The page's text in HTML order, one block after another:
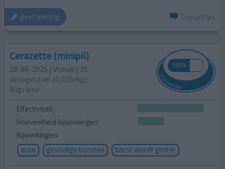
geef mening 0 reacties
Cerazette (minipil)
28-06-2025 | Vrouw | 35
desogestrel (0,075mg)
Migraine
Effectiviteit
Hoeveelheid bijwerkingen
Bijwerkingen
acne
gevoelige borsten borst wordt groter